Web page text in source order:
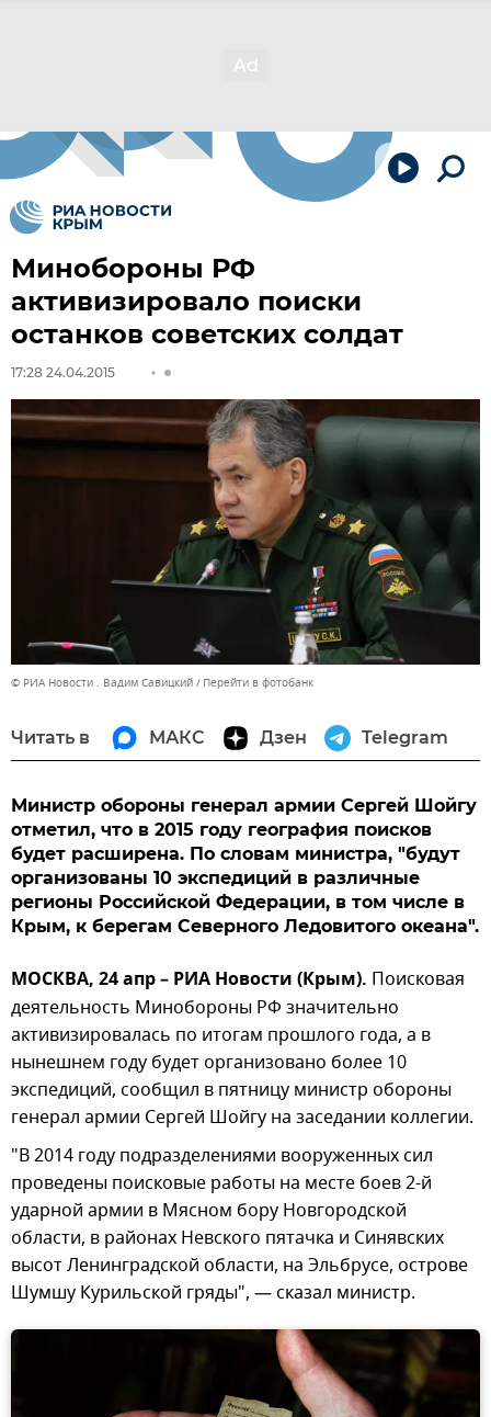
Минобороны РФ
активизировало поиски
останков советских солдат
17:28 24.04.2015
© РИА Новости . Вадим Савицкий Перейти в фотобанк
Читать в МАКС Дзен Telegram
Министр обороны генерал армии Сергей Шойгу
отметил, что в 2015 году география поисков
будет расширена. По словам министра, "будут
организованы 10 экспедиций в различные
регионы Российской Федерации, в том числе в
Крым, к берегам Северного Ледовитого океана".
МОСКВА, 24 апр – РИА Новости (Крым). Поисковая
деятельность Минобороны РФ значительно
активизировалась по итогам прошлого года, а в
нынешнем году будет организовано более 10
экспедиций, сообщил в пятницу министр обороны
генерал армии Сергей Шойгу на заседании коллегии.
"В 2014 году подразделениями вооруженных сил
проведены поисковые работы на месте боев 2-й
ударной армии в Мясном бору Новгородской
области, в районах Невского пятачка и Синявских
высот Ленинградской области, на Эльбрусе, острове
Шумшу Курильской гряды", — сказал министр.